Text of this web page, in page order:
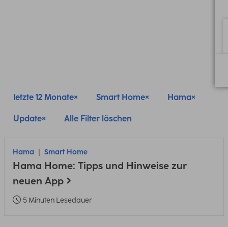
letzte 12 Monate Smart Home Hama
Update Alle Filter löschen
Hama Smart Home
Hama Home: Tipps und Hinweise zur
neuen App
5 Minuten Lesedauer